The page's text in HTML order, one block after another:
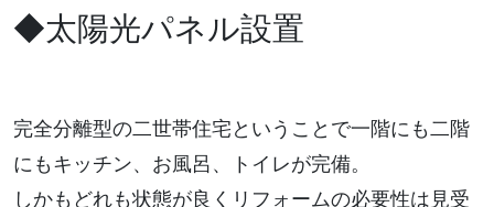
◆太陽光パネル設置
完全分離型の二世帯住宅ということで一階にも二階
にもキッチン、お風呂、トイレが完備。
しかもどれも状態が良くリフォームの必要性は見受